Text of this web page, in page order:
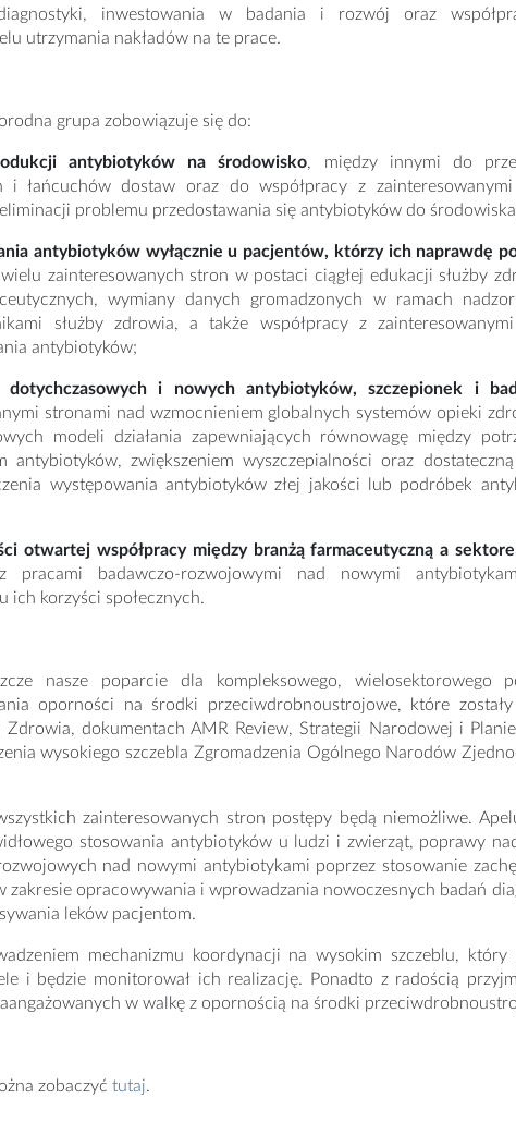
inwestowania w badania i rozwój oraz
utrzymania nakładów na te prace.
grupa zobowiązuje się do:
antybiotyków na środowisko, między innymi do
i łańcuchów dostaw oraz do współpracy z
problemu przedostawania się antybiotyków do
antybiotyków wyłącznie u pacjentów, którzy ich naprawdę
zainteresowanych stron w postaci ciągłej edukacji służby
wymiany danych gromadzonych w ramach
służby zdrowia, a także współpracy z
antybiotyków;
dotychczasowych i nowych antybiotyków, szczepionek i
stronami nad wzmocnieniem globalnych systemów opieki
modeli działania zapewniających równowagę między
antybiotyków, zwiększeniem wyszczepialności oraz
występowania antybiotyków złej jakości lub podróbek
otwartej współpracy między branżą farmaceutyczną a
pracami badawczo-rozwojowymi nad nowymi
ich korzyści społecznych.
nasze poparcie dla kompleksowego, wielosektorowego
oporności na środki przeciwdrobnoustrojowe, które
Zdrowia, dokumentach AMR Review, Strategii Narodowej i
wysokiego szczebla Zgromadzenia Ogólnego Narodów
zainteresowanych stron postępy będą niemożliwe.
stosowania antybiotyków u ludzi i zwierząt, poprawy
nad nowymi antybiotykami poprzez stosowanie
zakresie opracowywania i wprowadzania nowoczesnych badań
leków pacjentom.
mechanizmu koordynacji na wysokim szczeblu, który
i będzie monitorował ich realizację. Ponadto z radością
w walkę z opornością na środki
zobaczyć tutaj.